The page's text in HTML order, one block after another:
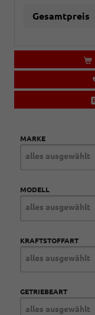
Gesamtpreis
MARKE
alles ausgewählt
MODELL
alles ausgewählt
KRAFTSTOFFART
alles ausgewählt
GETRIEBEART
alles ausgewählt